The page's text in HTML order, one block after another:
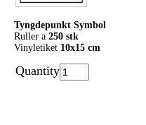
Tyngdepunkt Symbol
Ruller a 250 stk
Vinyletiket 10x15 cm
Quantity